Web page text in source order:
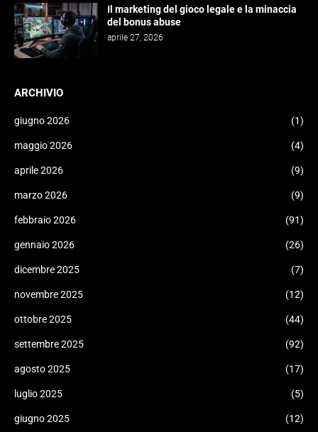
Il marketing del gioco legale e la minaccia
del bonus abuse
aprile 27, 2026
ARCHIVIO
giugno 2026 (1)
maggio 2026 (4)
aprile 2026 (9)
marzo 2026 (9)
febbraio 2026 (91)
gennaio 2026 (26)
dicembre 2025 (7)
novembre 2025 (12)
ottobre 2025 (44)
settembre 2025 (92)
agosto 2025 (17)
luglio 2025 (5)
giugno 2025 (12)